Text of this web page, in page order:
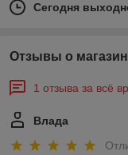
Сегодня
Отзывы о
1 отзыва за всё
Влада